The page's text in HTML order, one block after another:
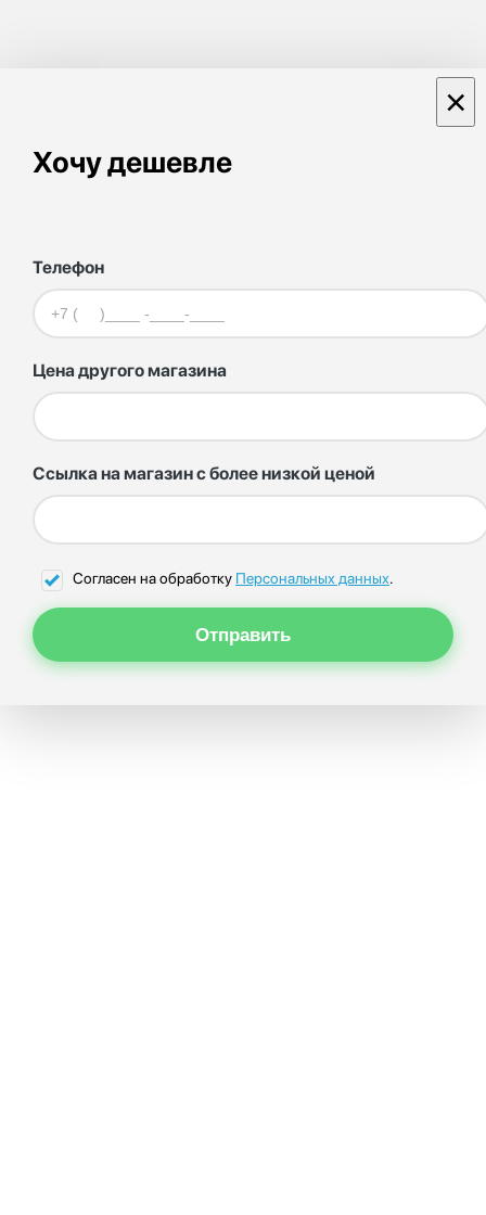
Хочу дешевле
×
Телефон
Цена другого магазина
Ссылка на магазин с более низкой ценой
Согласен на обработку Персональных данных.
Отправить